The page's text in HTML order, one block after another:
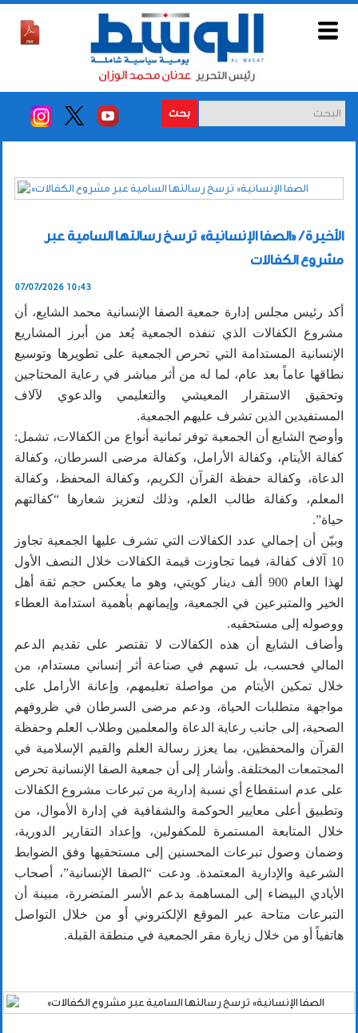
بحث
الأخيرة / «الصفا الإنسانية» ترسخ رسالتها السامية عبر
مشروع الكفالات
07/07/2026 10:43
أكد رئيس مجلس إدارة جمعية الصفا الإنسانية محمد الشايع، أن
مشروع الكفالات الذي تنفذه الجمعية يُعد من أبرز المشاريع
الإنسانية المستدامة التي تحرص الجمعية على تطويرها وتوسيع
نطاقها عاماً بعد عام، لما له من أثر مباشر في رعاية المحتاجين
وتحقيق الاستقرار المعيشي والتعليمي والدعوي لآلاف
المستفيدين الذين تشرف عليهم الجمعية.
وأوضح الشايع أن الجمعية توفر ثمانية أنواع من الكفالات، تشمل:
كفالة الأيتام، وكفالة الأرامل، وكفالة مرضى السرطان، وكفالة
الدعاة، وكفالة حفظة القرآن الكريم، وكفالة المحفظ، وكفالة
المعلم، وكفالة طالب العلم، وذلك لتعزيز شعارها “كفالتهم
حياة”.
وبيّن أن إجمالي عدد الكفالات التي تشرف عليها الجمعية تجاوز
10 آلاف كفالة، فيما تجاوزت قيمة الكفالات خلال النصف الأول
لهذا العام 900 ألف دينار كويتي، وهو ما يعكس حجم ثقة أهل
الخير والمتبرعين في الجمعية، وإيمانهم بأهمية استدامة العطاء
ووصوله إلى مستحقيه.
وأضاف الشايع أن هذه الكفالات لا تقتصر على تقديم الدعم
المالي فحسب، بل تسهم في صناعة أثر إنساني مستدام، من
خلال تمكين الأيتام من مواصلة تعليمهم، وإعانة الأرامل على
مواجهة متطلبات الحياة، ودعم مرضى السرطان في ظروفهم
الصحية، إلى جانب رعاية الدعاة والمعلمين وطلاب العلم وحفظة
القرآن والمحفظين، بما يعزز رسالة العلم والقيم الإسلامية في
المجتمعات المختلفة. وأشار إلى أن جمعية الصفا الإنسانية تحرص
على عدم استقطاع أي نسبة إدارية من تبرعات مشروع الكفالات
وتطبيق أعلى معايير الحوكمة والشفافية في إدارة الأموال، من
خلال المتابعة المستمرة للمكفولين، وإعداد التقارير الدورية،
وضمان وصول تبرعات المحسنين إلى مستحقيها وفق الضوابط
الشرعية والإدارية المعتمدة. ودعت “الصفا الإنسانية”، أصحاب
الأيادي البيضاء إلى المساهمة بدعم الأسر المتضررة، مبينة أن
التبرعات متاحة عبر الموقع الإلكتروني أو من خلال التواصل
هاتفياً أو من خلال زيارة مقر الجمعية في منطقة القبلة.